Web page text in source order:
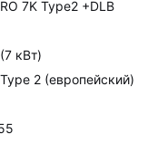
7K Type2 +DLB
кВт)
2 (европейский)